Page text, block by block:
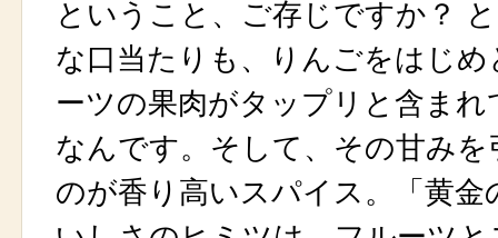
ということ、ご存じですか？
な口当たりも、りんごをはじ
ーツの果肉がタップリと含ま
なんです。そして、その甘みを
のが香り高いスパイス。「黄金